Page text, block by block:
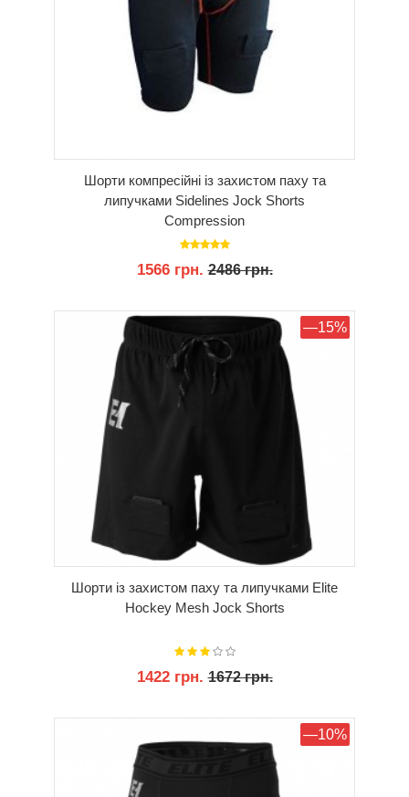
Шорти компресійні із захистом паху та
липучками Sidelines Jock Shorts
Compression
1566 грн.2486 грн.
—15%
Шорти із захистом паху та липучками Elite
Hockey Mesh Jock Shorts
1422 грн.1672 грн.
—10%